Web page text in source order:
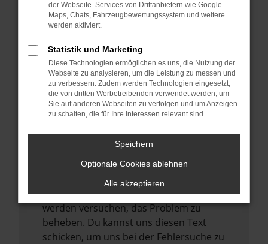
Starte dein Gerät neu.
Das kann manchmal helfen,
Stelle sicher, dass dein Browser und dein
Betriebssystem auf dem neuesten Stand
sind.
Veraltete Software birgt nicht nur ein
Sicherheitsrisiko, sondern kann auch dazu
führen, dass bestimmte Funktionen nicht
mehr unterstützt werden.
Wende dich an den Webseitenbetreiber.
Wenn du alle oben genannten Schritte
versucht hast, kontaktiere uns bitte. Wir
werden versuchen, das Problem zu
beheben. Du kannst uns diesen Text
schicken, um uns bei der Fehlersuche zu
der Webseite. Services von Drittanbietern wie Google
Maps, Chats, Fahrzeugbewertungssystem und weitere
werden aktiviert.
Statistik und Marketing
Diese Technologien ermöglichen es uns, die Nutzung der
Webseite zu analysieren, um die Leistung zu messen und
zu verbessern. Zudem werden Technologien eingesetzt,
die von dritten Werbetreibenden verwendet werden, um
Sie auf anderen Webseiten zu verfolgen und um Anzeigen
zu schalten, die für Ihre Interessen relevant sind.
Speichern
Optionale Cookies ablehnen
Alle akzeptieren